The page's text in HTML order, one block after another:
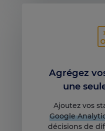
Agrégez
une
Ajoutez vos
Google
décisions de